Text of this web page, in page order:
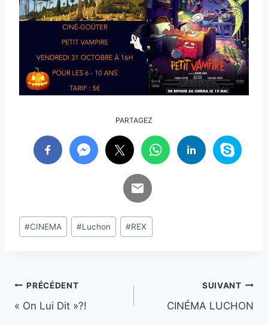
PARTAGEZ
Étiquettes
de
#CINEMA #Luchon #REX
Navigation
de
PRÉCÉDENT
« On Lui Dit »?!
SUIVANT
CINÉMA LUCHON